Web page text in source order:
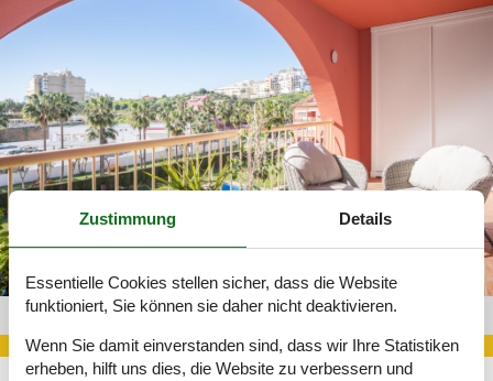
Apartment Malaga 306-ES5650.127.1
Zustimmung Details
Essentielle Cookies stellen sicher, dass die Website
funktioniert, Sie können sie daher nicht deaktivieren.
Wenn Sie damit einverstanden sind, dass wir Ihre Statistiken
erheben, hilft uns dies, die Website zu verbessern und